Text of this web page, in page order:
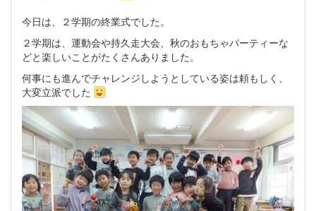
今日は、２学期の終業式でした。
２学期は、運動会や持久走大会、秋のおもちゃパーティーな
どと楽しいことがたくさんありました。
何事にも進んでチャレンジしようとしている姿は頼もしく、
大変立派でした